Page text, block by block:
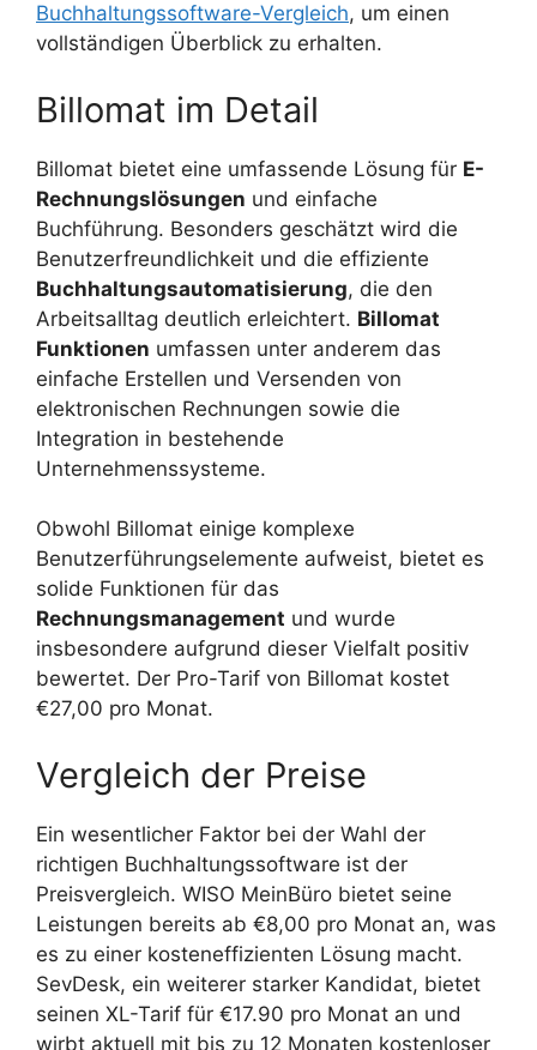
Buchhaltungssoftware-Vergleich, um einen
vollständigen Überblick zu erhalten.
Billomat im Detail
Billomat bietet eine umfassende Lösung für E-
Rechnungslösungen und einfache
Buchführung. Besonders geschätzt wird die
Benutzerfreundlichkeit und die effiziente
Buchhaltungsautomatisierung, die den
Arbeitsalltag deutlich erleichtert. Billomat
Funktionen umfassen unter anderem das
einfache Erstellen und Versenden von
elektronischen Rechnungen sowie die
Integration in bestehende
Unternehmenssysteme.
Obwohl Billomat einige komplexe
Benutzerführungselemente aufweist, bietet es
solide Funktionen für das
Rechnungsmanagement und wurde
insbesondere aufgrund dieser Vielfalt positiv
bewertet. Der Pro-Tarif von Billomat kostet
€27,00 pro Monat.
Vergleich der Preise
Ein wesentlicher Faktor bei der Wahl der
richtigen Buchhaltungssoftware ist der
Preisvergleich. WISO MeinBüro bietet seine
Leistungen bereits ab €8,00 pro Monat an, was
es zu einer kosteneffizienten Lösung macht.
SevDesk, ein weiterer starker Kandidat, bietet
seinen XL-Tarif für €17.90 pro Monat an und
wirbt aktuell mit bis zu 12 Monaten kostenloser